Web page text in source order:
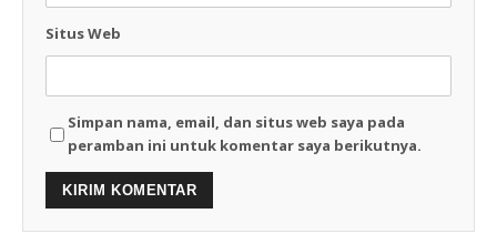
Situs Web
Simpan nama, email, dan situs web saya pada
peramban ini untuk komentar saya berikutnya.